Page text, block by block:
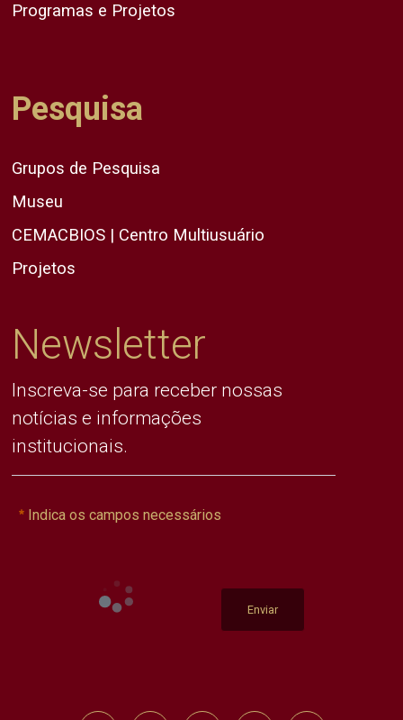
Programas e Projetos
Pesquisa
Grupos de Pesquisa
Museu
CEMACBIOS | Centro Multiusuário
Projetos
Newsletter
Inscreva-se para receber nossas
notícias e informações
institucionais.
Indica os campos necessários
Enviar